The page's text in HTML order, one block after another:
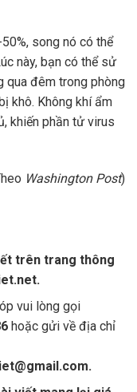
song nó có thể
này, bạn có thể sử
qua đêm trong phòng
khô. Không khí ẩm
khiến phần tử virus
Washington Post)
trên trang thông
vui lòng gọi
hoặc gửi về địa chỉ